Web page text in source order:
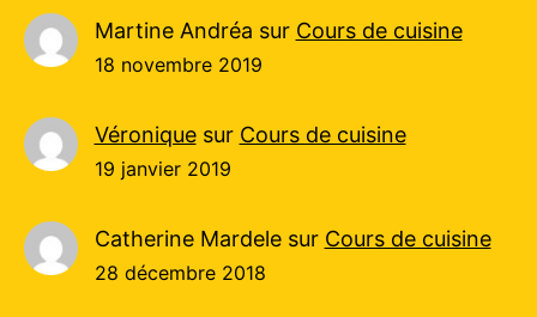
Martine Andréa sur Cours de cuisine
18 novembre 2019
Véroniquesur Cours de cuisine
19 janvier 2019
Catherine Mardelesur Cours de cuisine
28 décembre 2018